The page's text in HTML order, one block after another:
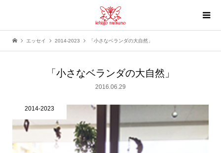
エッセイ 2014-2023 「小さなベランダの大自然」
「小さなベランダの大自然」
2016.06.29
2014-2023